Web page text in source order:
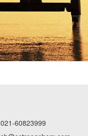
021-60823999